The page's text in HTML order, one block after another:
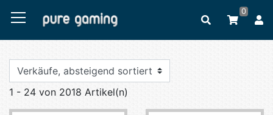
0
1 - 24 von 2018 Artikel(n)